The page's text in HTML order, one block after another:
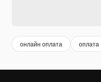
онлайн оплата оплата